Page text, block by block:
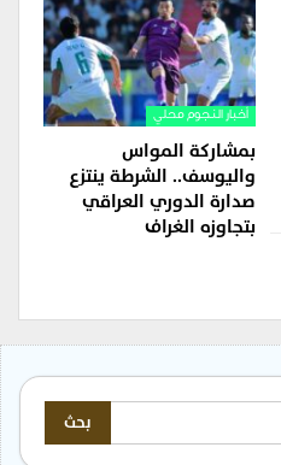
أخبار النجوم محلي
بمشاركة المواس
واليوسف.. الشرطة ينتزع
صدارة الدوري العراقي
بتجاوزه الغراف